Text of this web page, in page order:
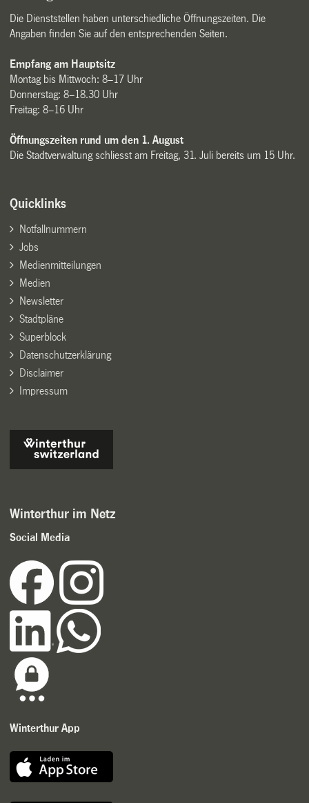
Die Dienststellen haben unterschiedliche Öffnungszeiten. Die
Angaben finden Sie auf den entsprechenden Seiten.
Empfang am Hauptsitz
Montag bis Mittwoch: 8–17 Uhr
Donnerstag: 8–18.30 Uhr
Freitag: 8–16 Uhr
Öffnungszeiten rund um den 1. August
Die Stadtverwaltung schliesst am Freitag, 31. Juli bereits um 15 Uhr.
Quicklinks
Notfallnummern
Jobs
Medienmitteilungen
Medien
Newsletter
Stadtpläne
Superblock
Datenschutzerklärung
Disclaimer
Impressum
Winterthur im Netz
Social Media
Winterthur App